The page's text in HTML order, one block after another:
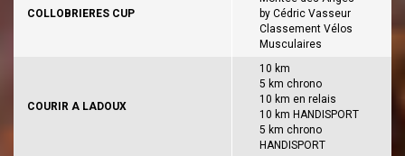
COLLOBRIERES CUP
by Cédric Vasseur
Classement Vélos
Musculaires
COURIR A LADOUX
10 km
5 km chrono
10 km en relais
10 km HANDISPORT
5 km chrono
HANDISPORT